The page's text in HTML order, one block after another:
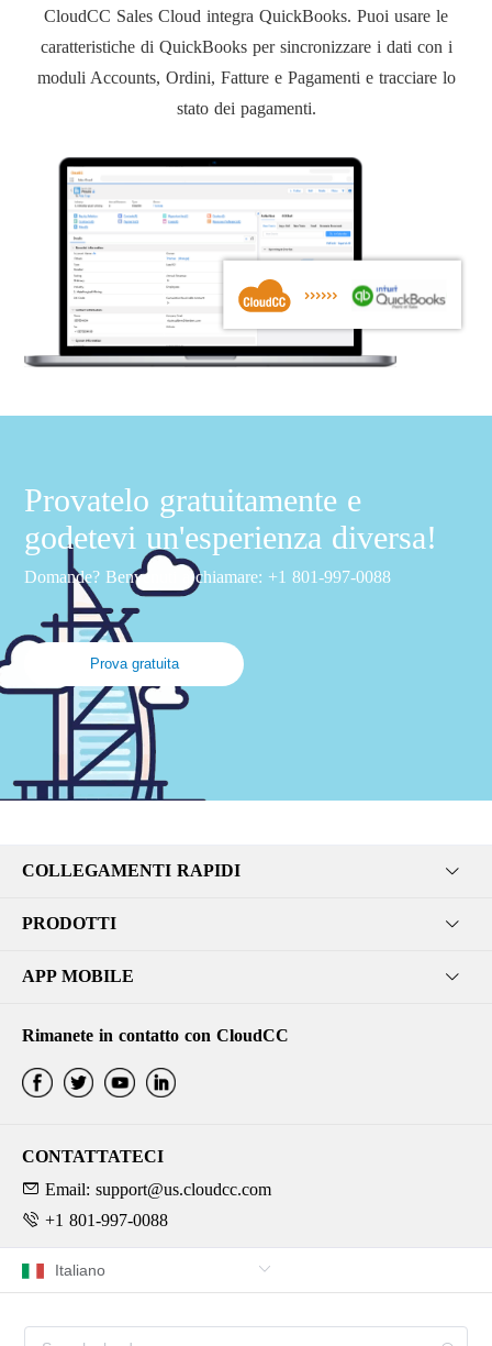
CloudCC Sales Cloud integra QuickBooks. Puoi usare le
caratteristiche di QuickBooks per sincronizzare i dati con i
moduli Accounts, Ordini, Fatture e Pagamenti e tracciare lo
stato dei pagamenti.
Provatelo gratuitamente e
godetevi un'esperienza diversa!
Domande? Benvenuti a chiamare: +1 801-997-0088
Prova gratuita
COLLEGAMENTI RAPIDI
PRODOTTI
APP MOBILE
Rimanete in contatto con CloudCC
CONTATTATECI
Email: support@us.cloudcc.com
+1 801-997-0088